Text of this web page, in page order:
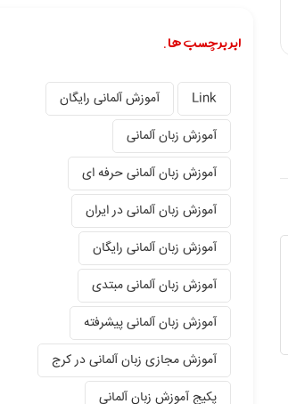
ابر برچسب ها.
Link
آموزش آلمانی رایگان
آموزش زبان آلمانی
آموزش زبان آلمانی حرفه ای
آموزش زبان آلمانی در ایران
آموزش زبان آلمانی رایگان
آموزش زبان آلمانی مبتدی
آموزش زبان آلمانی پیشرفته
آموزش مجازی زبان آلمانی در کرج
پکیج آموزش زبان آلمانی